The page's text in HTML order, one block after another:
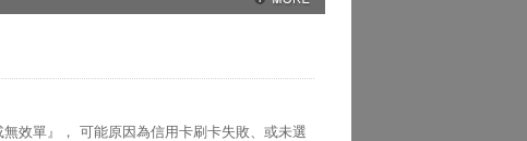
效單』， 可能原因為信用卡刷卡失敗、或未選